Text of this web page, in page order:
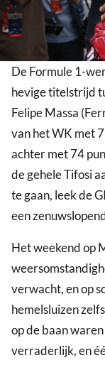
De Formule 1-
hevige titelstrijd
Felipe Massa
van het WK met
achter met 74
de gehele Tifosi
te gaan, leek de
een
Het weekend op
verwacht, en op
hemelsluizen
op de baan
verraderlijk, en